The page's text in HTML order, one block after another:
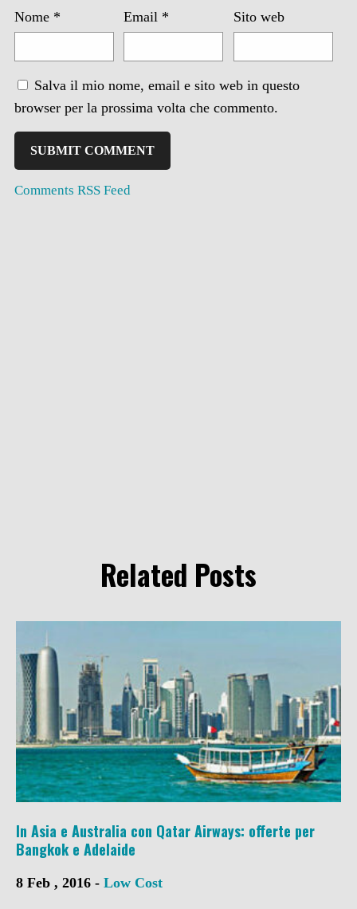
Nome * Email * Sito web
Salva il mio nome, email e sito web in questo
browser per la prossima volta che commento.
Comments RSS Feed
Related Posts
In Asia e Australia con Qatar Airways: offerte per
Bangkok e Adelaide
8 Feb , 2016 - Low Cost